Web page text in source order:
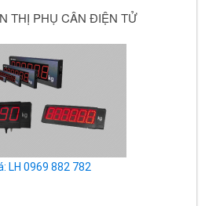
THỊ PHỤ CÂN ĐIỆN TỬ
LH 0969 882 782